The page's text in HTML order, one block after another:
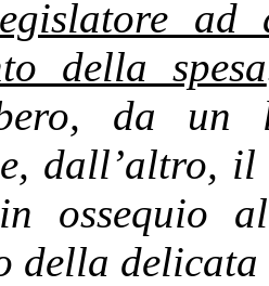
ad
della spesa
da
dall’altro,
ossequio
della